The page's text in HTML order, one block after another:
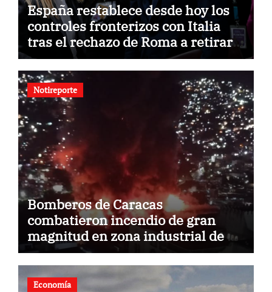
España restablece desde hoy los
controles fronterizos con Italia
tras el rechazo de Roma a retirar
las restricciones
Notireporte
Bomberos de Caracas
combatieron incendio de gran
magnitud en zona industrial de El
Llanito
Economía